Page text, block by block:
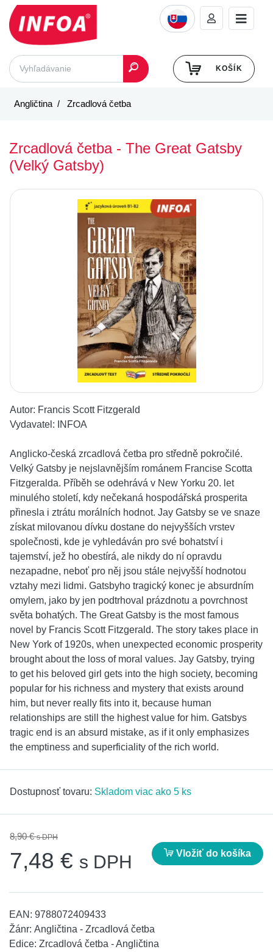
KOŠÍK
Angličtina Zrcadlová četba
Zrcadlová četba - The Great Gatsby
(Velký Gatsby)
Autor: Francis Scott Fitzgerald
Vydavatel:
INFOA
Anglicko-česká zrcadlová četba pro středně pokročilé.
Velký Gatsby je nejslavnějším románem Francise Scotta
Fitzgeralda. Příběh se odehrává v New Yorku 20. let
minulého století, kdy nečekaná hospodářská prosperita
přinesla i ztrátu morálních hodnot. Jay Gatsby se ve snaze
získat milovanou dívku dostane do nejvyšších vrstev
společnosti, kde je vyhledáván pro své bohatství i
tajemství, jež ho obestírá, ale nikdy do ní opravdu
nezapadne, neboť pro něj jsou stále nejvyšší hodnotou
vztahy mezi lidmi. Gatsbyho tragický konec je absurdním
omylem, jako by jen podtrhoval prázdnotu a povrchnost
světa bohatých. The Great Gatsby is the most famous
novel by Francis Scott Fitzgerald. The story takes place in
New York of 1920s, when unexpected economic prosperity
brought about the loss of moral values. Jay Gatsby, trying
to get his beloved girl gets into the high society, becoming
popular for his richness and mystery that exists around
him, but never really fits into it, because human
relationships are still the highest value for him. Gatsbys
tragic end is an absurd mistake, as if it only emphasizes
the emptiness and superficiality of the rich world.
Dostupnosť tovaru: Skladom viac ako 5 ks
8,90 €s DPH
7,48 € s DPH Vložiť do košíka
EAN: 9788072409433
Žánr: Angličtina - Zrcadlová četba
Edice: Zrcadlová četba - Angličtina